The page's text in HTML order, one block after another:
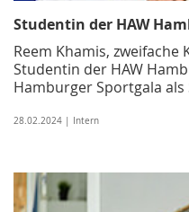
Studentin der HAW
Reem Khamis,
Studentin der HAW
Hamburger Sportgala
28.02.2024 | Intern